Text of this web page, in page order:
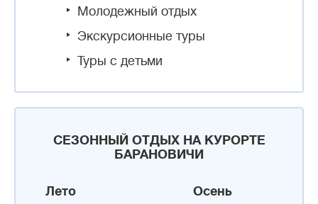
Молодежный отдых
Экскурсионные туры
Туры с детьми
СЕЗОННЫЙ ОТДЫХ НА КУРОРТЕ
БАРАНОВИЧИ
Лето Осень